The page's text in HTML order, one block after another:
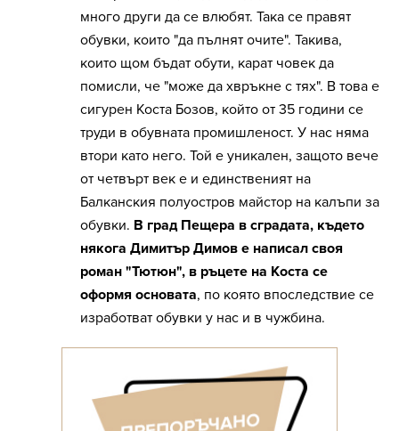
много други да се влюбят. Така се правят
обувки, които "да пълнят очите". Такива,
които щом бъдат обути, карат човек да
помисли, че "може да хвръкне с тях". В това е
сигурен Коста Бозов, който от 35 години се
труди в обувната промишленост. У нас няма
втори като него. Той е уникален, защото вече
от четвърт век е и единственият на
Балканския полуостров майстор на калъпи за
обувки. В град Пещера в сградата, където
някога Димитър Димов е написал своя
роман "Тютюн", в ръцете на Коста се
оформя основата, по която впоследствие се
изработват обувки у нас и в чужбина.